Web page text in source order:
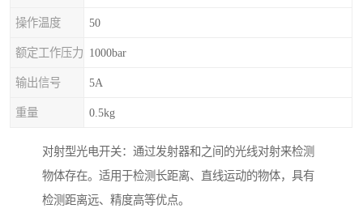
操作温度 50
额定工作压力 1000bar
输出信号 5A
重量 0.5kg
对射型光电开关：通过发射器和之间的光线对射来检测
物体存在。适用于检测长距离、直线运动的物体，具有
检测距离远、精度高等优点。